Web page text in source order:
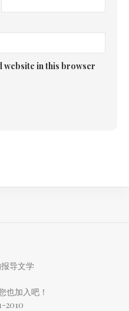
website in this browser
导文学
也加入吧！
2010